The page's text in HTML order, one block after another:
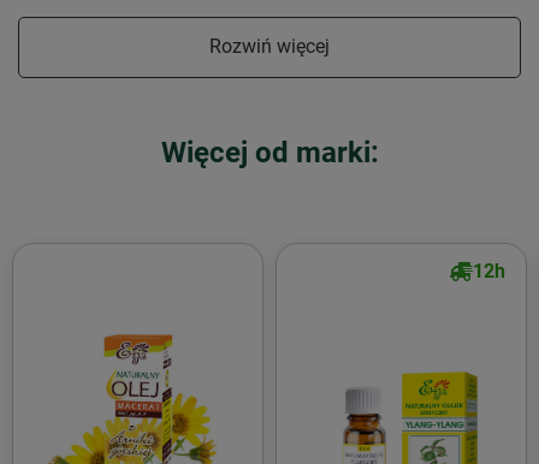
SKŁAD: olej uzyskiwany w procesie tłoczenia na zimno słodkich migdałów
Rozwiń więcej
Więcej od marki:
12h